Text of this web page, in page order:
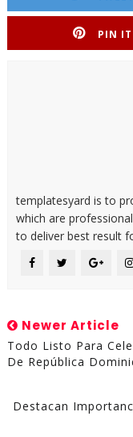
PIN IT
templatesyard is to
which are
to deliver best result
Newer Article
Todo Listo Para
De República
Destacan